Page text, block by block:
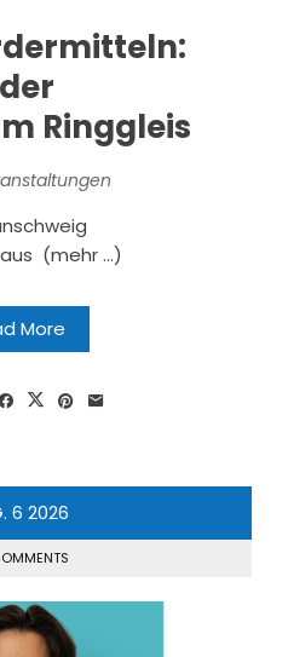
Ringgleis
(mehr …)
More
6 2026